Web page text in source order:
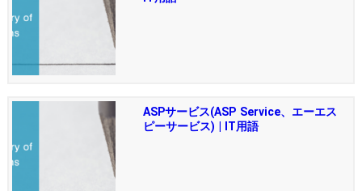
ASPサービス(ASP Service、エーエス
ピーサービス) | IT用語